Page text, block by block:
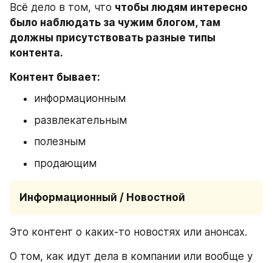
Всё дело в том, что чтобы людям интересно
было наблюдать за чужим блогом, там
должны присутствовать разные типы
контента.
Контент бывает:
информационным
развлекательным
полезным
продающим
Информационный / Новостной
Это контент о каких-то новостях или анонсах.
О том, как идут дела в компании или вообще у